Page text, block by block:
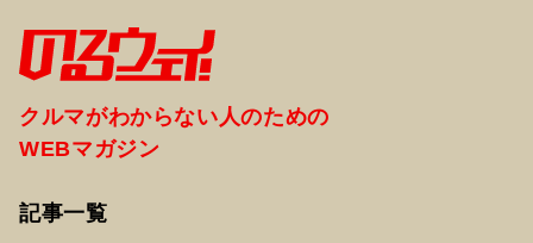
クルマがわからない人のための
WEBマガジン
記事一覧